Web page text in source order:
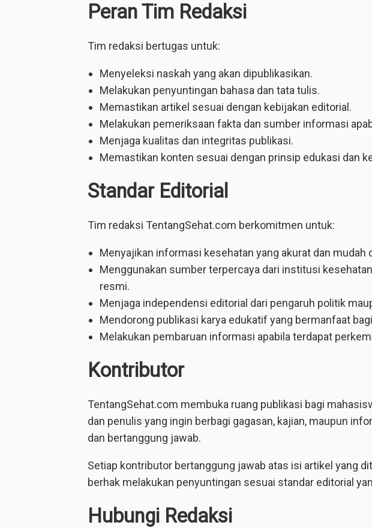
Peran Tim Redaksi
Tim redaksi bertugas untuk:
Menyeleksi naskah yang akan dipublikasikan.
Melakukan penyuntingan bahasa dan tata tulis.
Memastikan artikel sesuai dengan kebijakan editorial.
Melakukan pemeriksaan fakta dan sumber informasi
Menjaga kualitas dan integritas publikasi.
Memastikan konten sesuai dengan prinsip edukasi dan
Standar Editorial
Tim redaksi TentangSehat.com berkomitmen untuk:
Menyajikan informasi kesehatan yang akurat dan mudah
Menggunakan sumber terpercaya dari institusi
resmi.
Menjaga independensi editorial dari pengaruh politik
Mendorong publikasi karya edukatif yang bermanfaat
Melakukan pembaruan informasi apabila terdapat
Kontributor
TentangSehat.com membuka ruang publikasi bagi
dan penulis yang ingin berbagi gagasan, kajian, maupun
dan bertanggung jawab.
Setiap kontributor bertanggung jawab atas isi artikel yang
berhak melakukan penyuntingan sesuai standar editorial
Hubungi Redaksi